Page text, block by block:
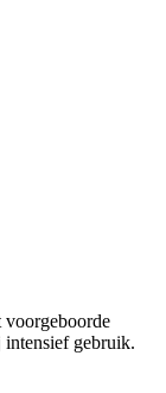
voorgeboorde
intensief gebruik.